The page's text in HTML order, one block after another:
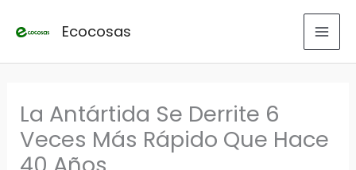
Ecocosas
La Antártida Se Derrite 6
Veces Más Rápido Que Hace